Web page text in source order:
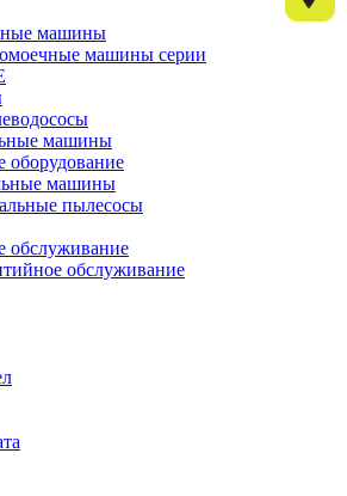
машины
машины серии
машины
оборудование
машины
пылесосы
обслуживание
обслуживание